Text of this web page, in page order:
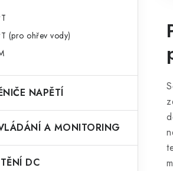
(pro ohřev vody)
NAPĚTÍ
A MONITORING
DC